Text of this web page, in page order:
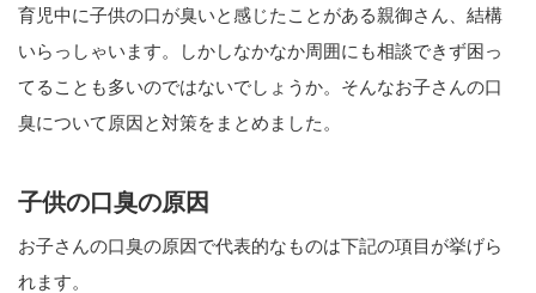
育児中に子供の口が臭いと感じたことがある親御さん、結構
いらっしゃいます。しかしなかなか周囲にも相談できず困っ
てることも多いのではないでしょうか。そんなお子さんの口
臭について原因と対策をまとめました。
子供の口臭の原因
お子さんの口臭の原因で代表的なものは下記の項目が挙げら
れます。